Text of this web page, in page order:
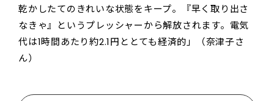
乾かしたてのきれいな状態をキープ。『早く取り出さ
なきゃ』というプレッシャーから解放されます。電気
代は1時間あたり約2.1円ととても経済的」（奈津子さ
ん）